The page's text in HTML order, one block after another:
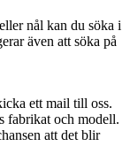
nål kan du söka i
även att söka på
ett mail till oss.
fabrikat och modell.
att det blir